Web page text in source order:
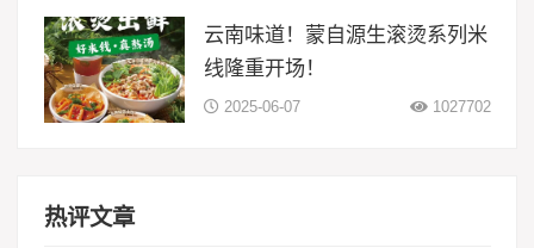
云南味道！蒙自源生滚烫系列米
线隆重开场！
2025-06-07 1027702
热评文章